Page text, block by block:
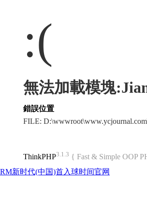
:(
無法加載模塊
錯誤位置
FILE:
ThinkPHP3.1.3 { Fast & Simple OOP
RM新时代(中国)首入球时间官网